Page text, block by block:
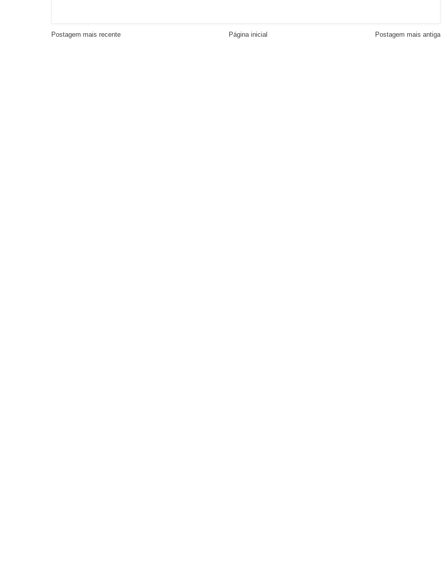
Postagem mais recente Postagem mais antiga
Página inicial